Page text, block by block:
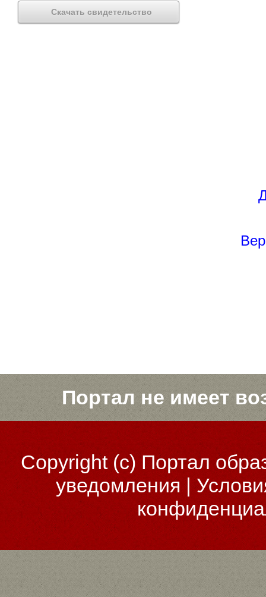
Скачать свидетельство
Портал не имеет
Copyright (c)Портал
уведомления |